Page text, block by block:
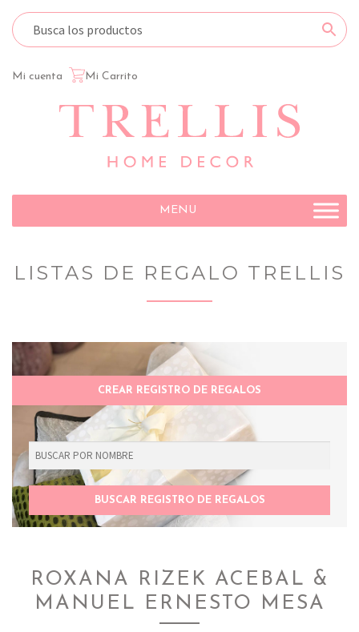
Mi cuenta Mi Carrito
Ir
a
Ir
al
contenido
MENU
LISTAS DE REGALO TRELLIS
CREAR REGISTRO DE REGALOS
ROXANA RIZEK ACEBAL &
MANUEL ERNESTO MESA